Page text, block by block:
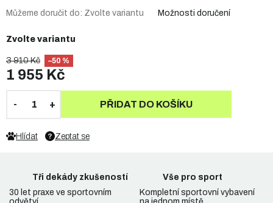
3 910 Kč –50 %
1 955 Kč
Zvolte variantu
Můžeme doručit do: Zvolte variantu Možnosti doručení
PŘIDAT DO KOŠÍKU
Zeptat se
Hlídat
Tři dekády zkušeností
30 let praxe ve sportovním
Vše pro sport
Kompletní sportovní vybavení